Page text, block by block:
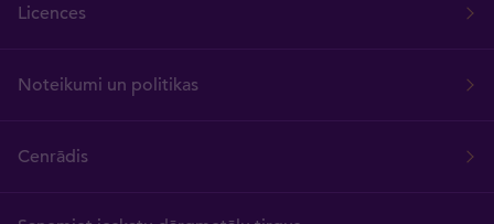
Licences
Noteikumi un politikas
Cenrādis